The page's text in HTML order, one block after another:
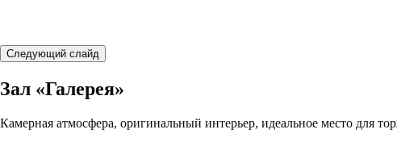
Следующий слайд
Зал «Галерея»
Камерная атмосфера, оригинальный интерьер, идеальноe место для